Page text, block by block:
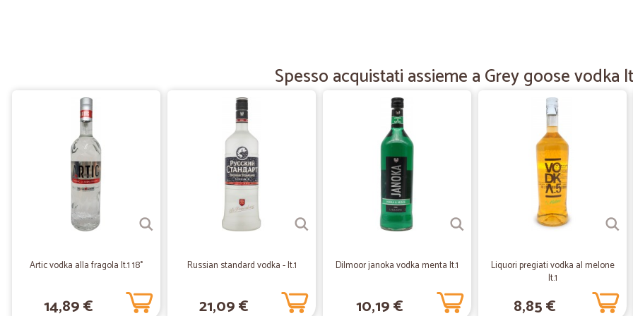
regalini che sono arrivati col
Semplice
Semplice , veloce , affidabile . Il
Cecilia P.
Ottimo venditore preciso e
Spesso acquistati assieme a Grey goose vodka
Artic vodka alla fragola lt.1 18°
14,89 €
Russian standard vodka - lt.1
21,09 €
Dilmoor janoka vodka menta lt.1
10,19 €
Liquori pregiati vodka al melone
lt.1
8,85 €